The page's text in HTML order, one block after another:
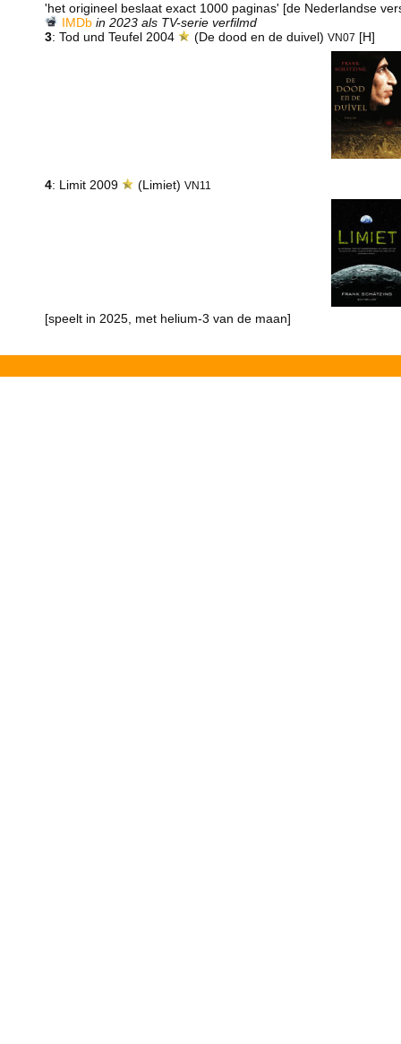
'het origineel beslaat exact 1000 paginas' [de Nederlandse
IMDb in 2023 als TV-serie verfilmd
3: Tod und Teufel 2004 (De dood en de duivel)VN07 [H]
4: Limit 2009 (Limiet)VN11
[speelt in 2025, met helium-3 van de maan]